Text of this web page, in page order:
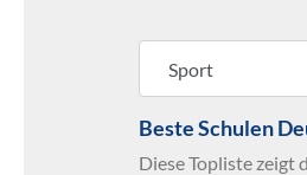
Beste Schulen
Diese Topliste zeigt